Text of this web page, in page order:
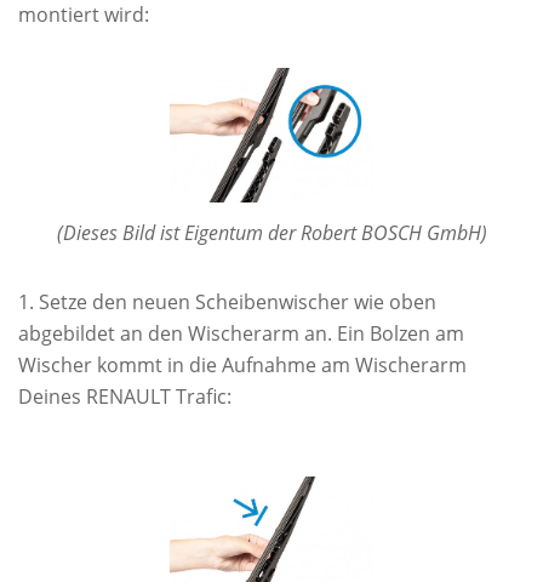
montiert wird:
(Dieses Bild ist Eigentum der Robert BOSCH GmbH)
Setze den neuen Scheibenwischer wie oben
abgebildet an den Wischerarm an. Ein Bolzen am
Wischer kommt in die Aufnahme am Wischerarm
Deines RENAULT Trafic: